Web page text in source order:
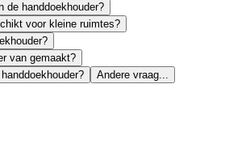
de handdoekhouder?
voor kleine ruimtes?
van gemaakt?
Andere vraag...